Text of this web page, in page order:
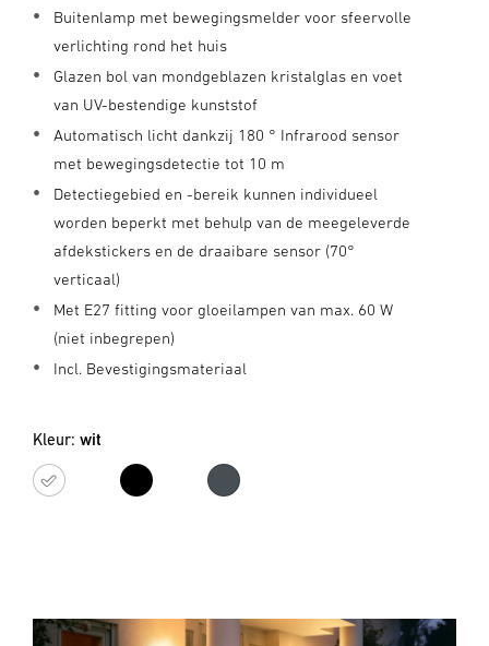
Buitenlamp met bewegingsmelder voor sfeervolle
verlichting rond het huis
Glazen bol van mondgeblazen kristalglas en voet
van UV-bestendige kunststof
Automatisch licht dankzij 180 ° Infrarood sensor
met bewegingsdetectie tot 10 m
Detectiegebied en -bereik kunnen individueel
worden beperkt met behulp van de meegeleverde
afdekstickers en de draaibare sensor (70°
verticaal)
Met E27 fitting voor gloeilampen van max. 60 W
(niet inbegrepen)
Incl. Bevestigingsmateriaal
Kleur: wit
wit zwart antraciet